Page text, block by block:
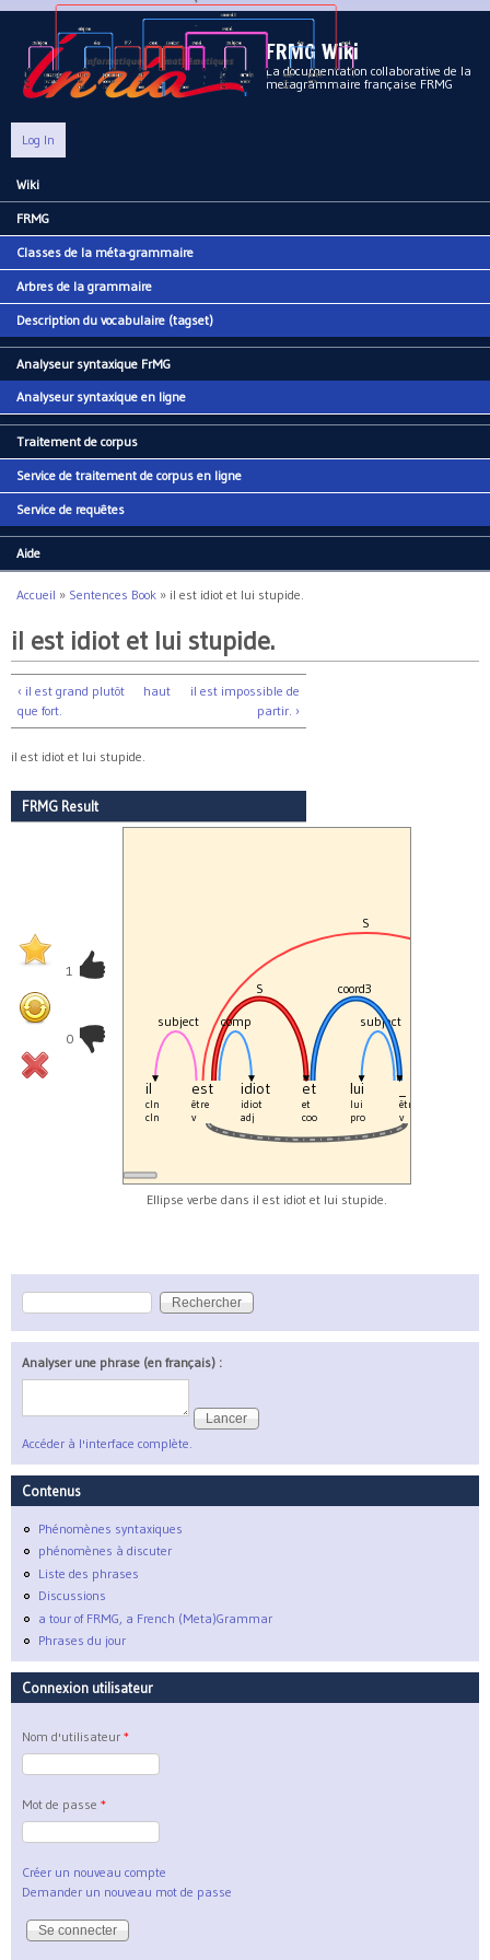
Aller au contenu principal
FRMG Wiki
La documentation collaborative de la
metagrammaire française FRMG
Log In
Main menu
Wiki
FRMG
Classes de la méta-grammaire
Arbres de la grammaire
Description du vocabulaire (tagset)
Analyseur syntaxique FrMG
Analyseur syntaxique en ligne
Traitement de corpus
Service de traitement de corpus en ligne
Service de requêtes
Aide
Vous êtes ici
Accueil » Sentences Book » il est idiot et lui stupide.
il est idiot et lui stupide.
‹ il est grand plutôt
que fort.
haut
il est impossible de
partir. ›
il est idiot et lui stupide.
FRMG Result
1
0
il
cln
cln
est
être
v
idiot
idiot
adj
et
et
coo
lui
lui
pro
_
être
v
subject
coord3
S
S
subject
comp
Ellipse verbe dans il est idiot et lui stupide.
Formulaire de recherche
Rechercher
Analyser une phrase (en français) :
Accéder à l'interface complète.
Contenus
Phénomènes syntaxiques
phénomènes à discuter
Liste des phrases
Discussions
a tour of FRMG, a French (Meta)Grammar
Phrases du jour
Connexion utilisateur
Nom d'utilisateur *
Mot de passe *
Créer un nouveau compte
Demander un nouveau mot de passe